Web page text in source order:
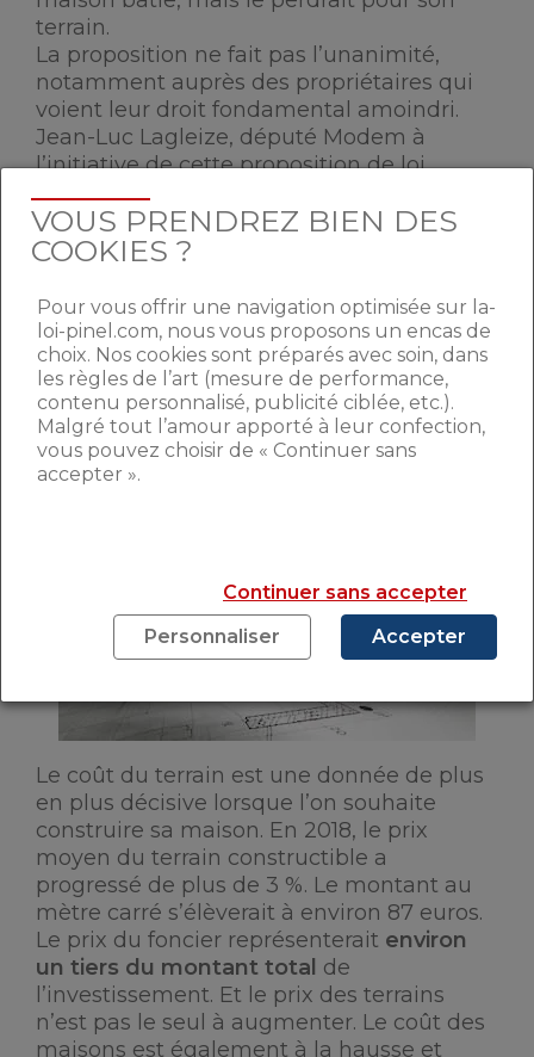
terrain.
La proposition ne fait pas l’unanimité,
notamment auprès des propriétaires qui
voient leur droit fondamental amoindri.
Jean-Luc Lagleize, député Modem à
l’initiative de cette proposition de loi,
défend son projet en dénonçant la loi de
l’offre et la demande, seule juge de la
fluctuation des prix
bulle d’enrichissement de quelques-uns ».
LE TERRAIN, UN COÛT DE
PLUS EN PLUS IMPORTANT
Le coût du terrain est une donnée de plus
en plus décisive lorsque l’on souhaite
construire sa maison. En 2018, le prix
moyen du terrain constructible a
progressé de plus de 3 %. Le montant au
mètre carré s’élèverait à environ 87 euros.
Le prix du foncier représenterait environ
un tiers du montant total de
l’investissement. Et le prix des terrains
n’est pas le seul à augmenter. Le coût des
maisons est également à la hausse et
VOUS PRENDREZ BIEN DES
COOKIES ?
Pour vous offrir une navigation optimisée sur la-
loi-pinel.com, nous vous proposons un encas de
choix. Nos cookies sont préparés avec soin, dans
les règles de l’art (mesure de performance,
contenu personnalisé, publicité ciblée, etc.).
Malgré tout l’amour apporté à leur confection,
vous pouvez choisir de « Continuer sans
accepter ».
Continuer sans accepter
Personnaliser
Accepter